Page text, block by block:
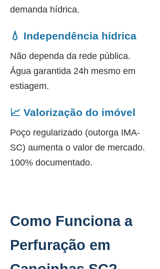
demanda hídrica.
💧 Independência hídrica
Não dependa da rede pública.
Água garantida 24h mesmo em
estiagem.
📈 Valorização do imóvel
Poço regularizado (outorga IMA-
SC) aumenta o valor de mercado.
100% documentado.
Como Funciona a
Perfuração em